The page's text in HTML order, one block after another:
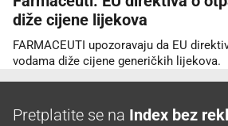
diže cijene lijekova
FARMACEUTI upozoravaju da EU
vodama diže cijene generičkih lijekova.
Pretplatite se na Index bez